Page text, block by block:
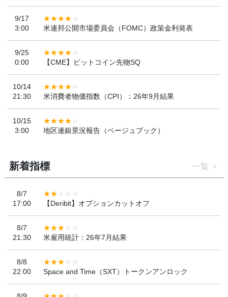
9/17
3:00
米連邦公開市場委員会（FOMC）政策金利発表
9/25
0:00
【CME】ビットコイン先物SQ
10/14
21:30
米消費者物価指数（CPI）：26年9月結果
10/15
3:00
地区連銀景況報告（ベージュブック）
新着指標 一覧
8/7
17:00
【Deribit】オプションカットオフ
8/7
21:30
米雇用統計：26年7月結果
8/8
22:00
Space and Time（SXT）トークンアンロック